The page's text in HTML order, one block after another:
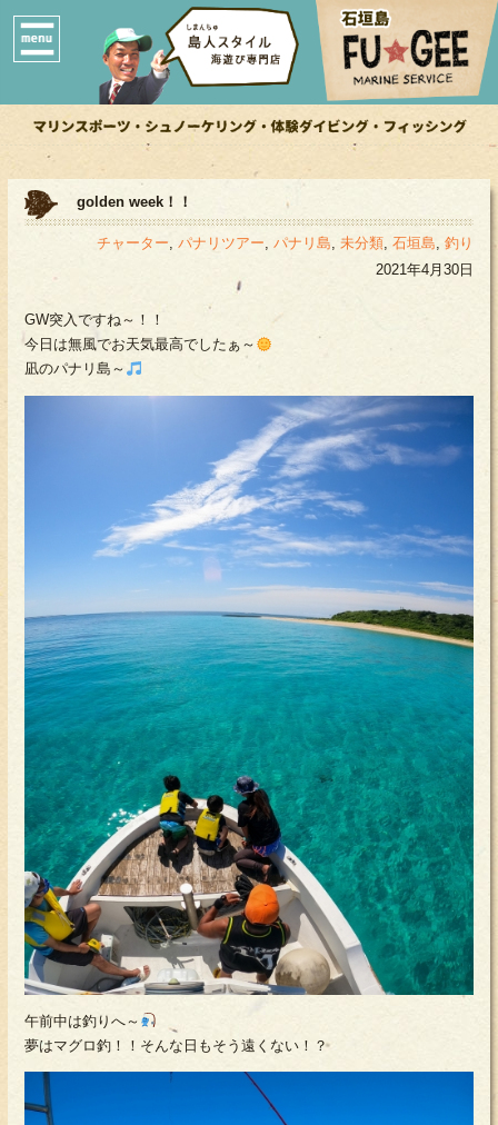
golden week！！
チャーター, パナリツアー, パナリ島, 未分類, 石垣島, 釣り
2021年4月30日
GW突入ですね～！！
今日は無風でお天気最高でしたぁ～
凪のパナリ島～
午前中は釣りへ～
夢はマグロ釣！！そんな日もそう遠くない！？